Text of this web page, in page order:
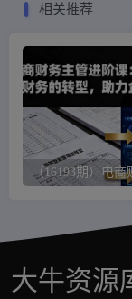
相关推荐
大牛资源